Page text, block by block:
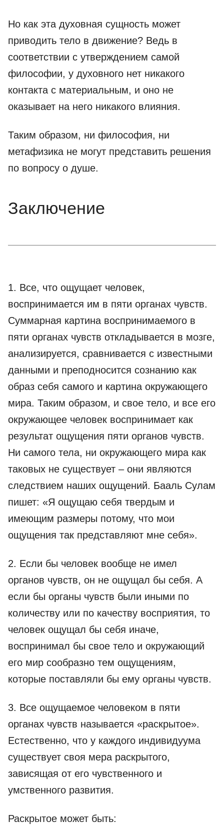
Но как эта духовная сущность может
приводить тело в движение? Ведь в
соответствии с утверждением самой
философии, у духовного нет никакого
контакта с материальным, и оно не
оказывает на него никакого влияния.
Таким образом, ни философия, ни
метафизика не могут представить решения
по вопросу о душе.
Заключение
1. Все, что ощущает человек,
воспринимается им в пяти органах чувств.
Суммарная картина воспринимаемого в
пяти органах чувств откладывается в мозге,
анализируется, сравнивается с известными
данными и преподносится сознанию как
образ себя самого и картина окружающего
мира. Таким образом, и свое тело, и все его
окружающее человек воспринимает как
результат ощущения пяти органов чувств.
Ни самого тела, ни окружающего мира как
таковых не существует – они являются
следствием наших ощущений. Бааль Сулам
пишет: «Я ощущаю себя твердым и
имеющим размеры потому, что мои
ощущения так представляют мне себя».
2. Если бы человек вообще не имел
органов чувств, он не ощущал бы себя. А
если бы органы чувств были иными по
количеству или по качеству восприятия, то
человек ощущал бы себя иначе,
воспринимал бы свое тело и окружающий
его мир сообразно тем ощущениям,
которые поставляли бы ему органы чувств.
3. Все ощущаемое человеком в пяти
органах чувств называется «раскрытое».
Естественно, что у каждого индивидуума
существует своя мера раскрытого,
зависящая от его чувственного и
умственного развития.
Раскрытое может быть: